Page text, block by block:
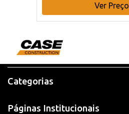
Ver Preço
Categorias
Páginas Institucionais